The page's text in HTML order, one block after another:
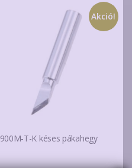
Akció!
900M-T-K késes pákahegy